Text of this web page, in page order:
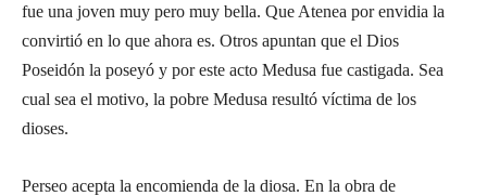
fue una joven muy pero muy bella. Que Atenea por envidia la
convirtió en lo que ahora es. Otros apuntan que el Dios
Poseidón la poseyó y por este acto Medusa fue castigada. Sea
cual sea el motivo, la pobre Medusa resultó víctima de los
dioses.
Perseo acepta la encomienda de la diosa. En la obra de